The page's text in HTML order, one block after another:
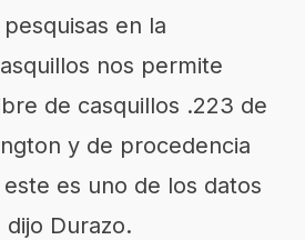
en la
nos permite
de casquillos .223 de
y de procedencia
es uno de los datos
dijo Durazo.